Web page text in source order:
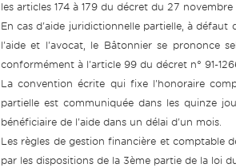
les articles 174 à 179 du décret du 27 novembre
En cas d'aide juridictionnelle partielle, à
l'aide et l'avocat, le Bâtonnier se prononce
conformément à l'article 99 du décret n° 91-
La convention écrite qui fixe l'honoraire
partielle est communiquée dans les quinze
bénéficiaire de l'aide dans un délai d'un mois.
Les règles de gestion financière et comptable
par les dispositions de la 3ème partie de la loi